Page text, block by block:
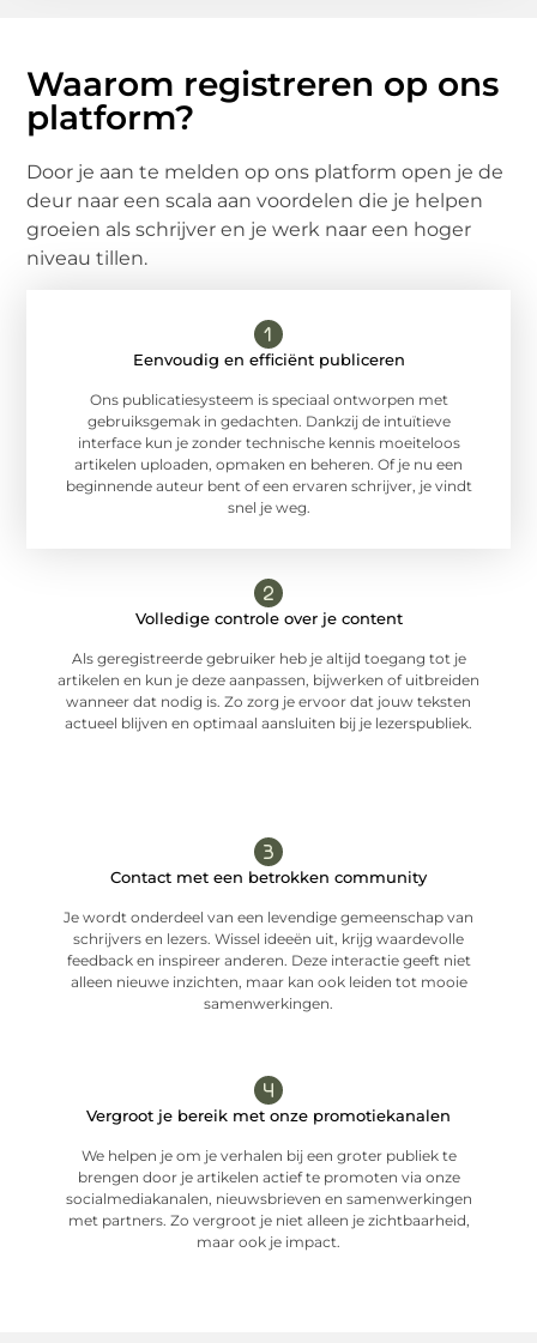
Waarom registreren op ons
platform?
Door je aan te melden op ons platform open je de
deur naar een scala aan voordelen die je helpen
groeien als schrijver en je werk naar een hoger
niveau tillen.
Eenvoudig en efficiënt publiceren
Ons publicatiesysteem is speciaal ontworpen met
gebruiksgemak in gedachten. Dankzij de intuïtieve
interface kun je zonder technische kennis moeiteloos
artikelen uploaden, opmaken en beheren. Of je nu een
beginnende auteur bent of een ervaren schrijver, je vindt
snel je weg.
Volledige controle over je content
Als geregistreerde gebruiker heb je altijd toegang tot je
artikelen en kun je deze aanpassen, bijwerken of uitbreiden
wanneer dat nodig is. Zo zorg je ervoor dat jouw teksten
actueel blijven en optimaal aansluiten bij je lezerspubliek.
Contact met een betrokken community
Je wordt onderdeel van een levendige gemeenschap van
schrijvers en lezers. Wissel ideeën uit, krijg waardevolle
feedback en inspireer anderen. Deze interactie geeft niet
alleen nieuwe inzichten, maar kan ook leiden tot mooie
samenwerkingen.
Vergroot je bereik met onze promotiekanalen
We helpen je om je verhalen bij een groter publiek te
brengen door je artikelen actief te promoten via onze
socialmediakanalen, nieuwsbrieven en samenwerkingen
met partners. Zo vergroot je niet alleen je zichtbaarheid,
maar ook je impact.